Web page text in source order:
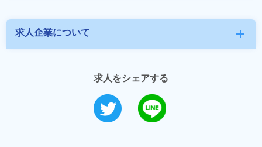
求人企業について add
求人をシェアする